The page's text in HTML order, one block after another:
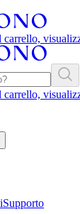
carrello,
carrello,
Supporto